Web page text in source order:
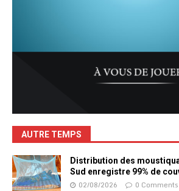
AUTRE TEMPS
Distribution des
Sud enregistre 99% de
02/08/2026 0 Comments